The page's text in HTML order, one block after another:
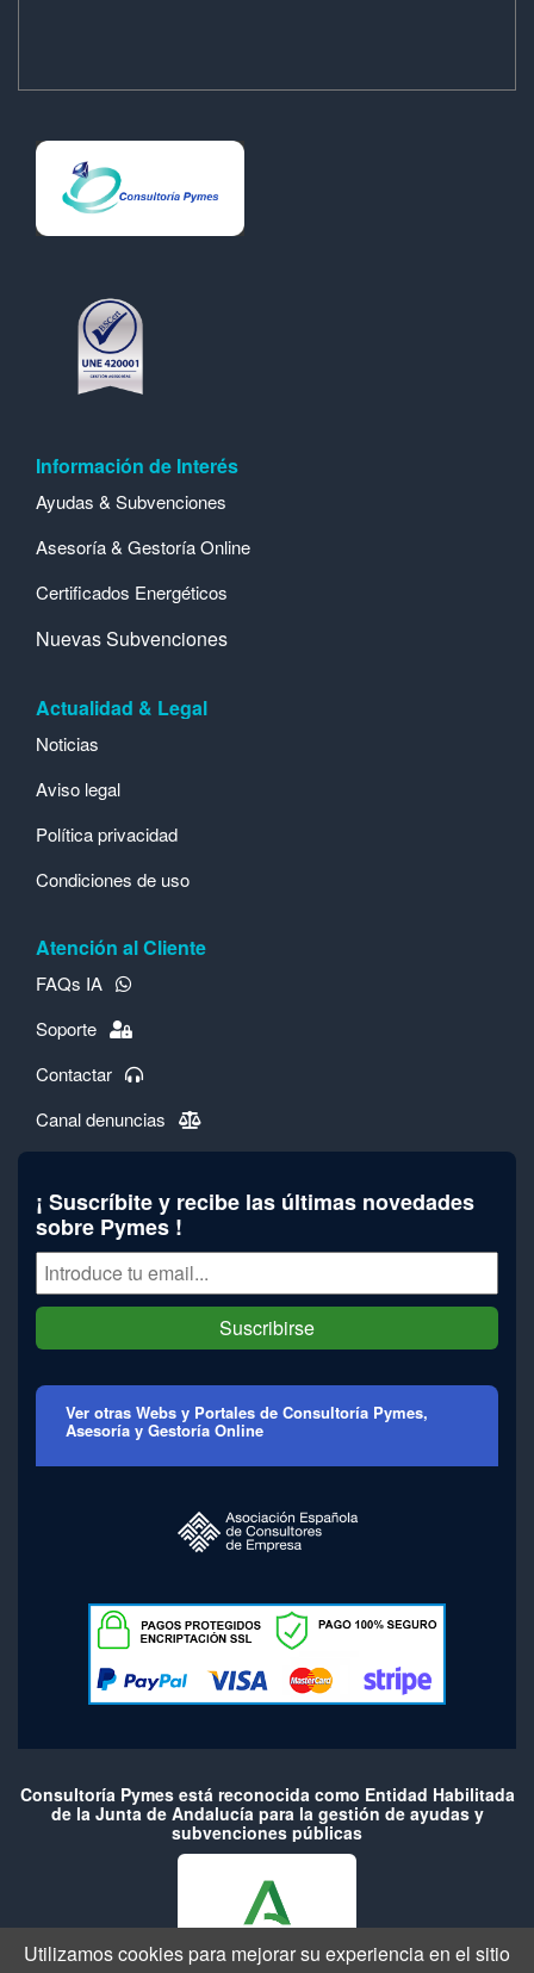
Información de Interés
Ayudas & Subvenciones
Asesoría & Gestoría Online
Certificados Energéticos
Nuevas Subvenciones
Actualidad & Legal
Noticias
Aviso legal
Política privacidad
Condiciones de uso
Atención al Cliente
FAQs IA
Soporte
Contactar
Canal denuncias
¡ Suscríbite y recibe las últimas novedades
sobre Pymes !
Suscribirse
Ver otras Webs y Portales de Consultoría Pymes,
Asesoría y Gestoría Online
Consultoría Pymes está reconocida como Entidad Habilitada
de la Junta de Andalucía para la gestión de ayudas y
subvenciones públicas
Utilizamos cookies para mejorar su experiencia en el sitio